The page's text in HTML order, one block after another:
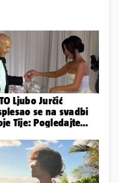
Ljubo Jurčić
se na svadbi
Tije: Pogledajte